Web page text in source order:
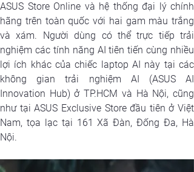
ASUS Store Online và hệ thống đại lý chính
hãng trên toàn quốc với hai gam màu trắng
và xám. Người dùng có thể trực tiếp trải
nghiệm các tính năng AI tiên tiến cùng nhiều
lợi ích khác của chiếc laptop AI này tại các
không gian trải nghiệm AI (ASUS AI
Innovation Hub) ở TP.HCM và Hà Nội, cũng
như tại ASUS Exclusive Store đầu tiên ở Việt
Nam, tọa lạc tại 161 Xã Đàn, Đống Đa, Hà
Nội.